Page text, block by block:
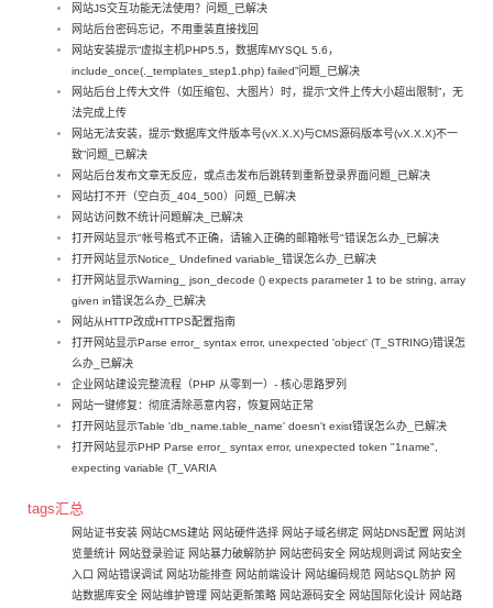
网站JS交互功能无法使用？问题_已解决
网站后台密码忘记，不用重装直接找回
网站安装提示“虚拟主机PHP5.5，数据库MYSQL 5.6，
include_once(._templates_step1.php) failed”问题_已解决
网站后台上传大文件（如压缩包、大图片）时，提示“文件上传大小超出限制”，无
法完成上传
网站无法安装，提示“数据库文件版本号(vX.X.X)与CMS源码版本号(vX.X.X)不一
致”问题_已解决
网站后台发布文章无反应，或点击发布后跳转到重新登录界面问题_已解决
网站打不开（空白页_404_500）问题_已解决
网站访问数不统计问题解决_已解决
打开网站显示"帐号格式不正确，请输入正确的邮箱帐号"错误怎么办_已解决
打开网站显示Notice_ Undefined variable_错误怎么办_已解决
打开网站显示Warning_ json_decode () expects parameter 1 to be string, array
given in错误怎么办_已解决
网站从HTTP改成HTTPS配置指南
打开网站显示Parse error_ syntax error, unexpected 'object' (T_STRING)错误怎
么办_已解决
企业网站建设完整流程（PHP 从零到一）- 核心思路罗列
网站一键修复：彻底清除恶意内容，恢复网站正常
打开网站显示Table 'db_name.table_name' doesn't exist错误怎么办_已解决
打开网站显示PHP Parse error_ syntax error, unexpected token "1name",
expecting variable (T_VARIA
tags汇总
网站证书安装 网站CMS建站 网站硬件选择 网站子域名绑定 网站DNS配置 网站浏
览量统计 网站登录验证 网站暴力破解防护 网站密码安全 网站规则调试 网站安全
入口 网站错误调试 网站功能排查 网站前端设计 网站编码规范 网站SQL防护 网
站数据库安全 网站维护管理 网站更新策略 网站源码安全 网站国际化设计 网站路